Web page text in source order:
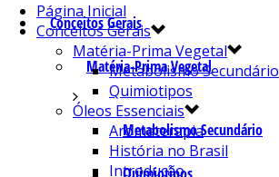
Conceitos Gerais
Matéria-Prima Vegetal
Metabolismo Secundário
Página Inicial
Conceitos Gerais
Matéria-Prima Vegetal
Metabolismo Secundário
Quimiotipos
Óleos Essenciais
Aromaterapia
História no Brasil
Introdução